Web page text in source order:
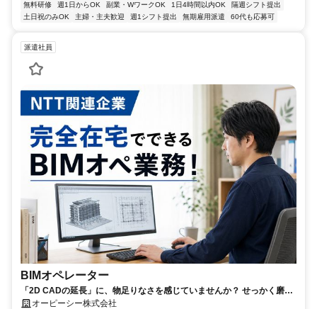
無料研修
週1日からOK 副業・WワークOK 1日4時間以内OK
隔週シフト提出
土日祝のみOK
主婦・主夫歓迎 週1シフト提出 無期雇用派遣 60代も応募可
派遣社員
BIMオペレーター
「2D CADの延長」に、物足りなさを感じていませんか？ せっかく磨い
たそのRevitスキル、NTTグループの安定環境で「主役」として活かしま
オーピーシー株式会社